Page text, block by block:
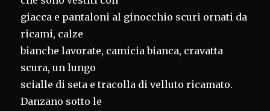
giacca e pantaloni al ginocchio scuri ornati da
ricami, calze
bianche lavorate, camicia bianca, cravatta
scura, un lungo
scialle di seta e tracolla di velluto ricamato.
Danzano sotto le